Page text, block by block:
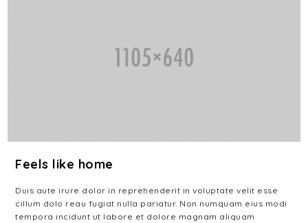
Feels like home
Duis aute irure dolor in reprehenderit in voluptate velit esse
cillum dolo reau fugiat nulla pariatur. Non numquam eius modi
tempora incidunt ut labore et dolore magnam aliquam